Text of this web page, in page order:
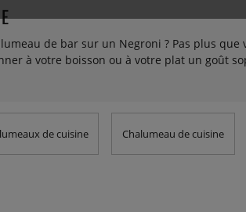
de bar sur un Negroni ? Pas plus
à votre boisson ou à votre plat un goût
une délicieuse saveur. Alors laissez libre
!) Vous trouverez ici également des
de cuisine Chalumeau de cuisine